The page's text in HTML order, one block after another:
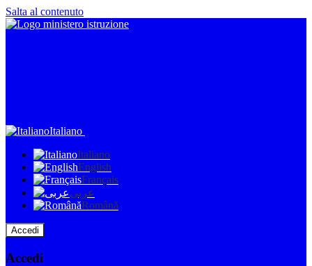
Salta al contenuto
Italiano
Italiano
English
Français
عربى
Română
Accedi
Accedi